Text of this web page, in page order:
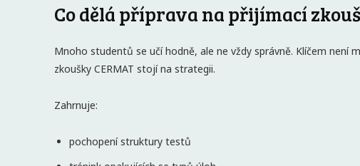
Co dělá příprava na přijímací
Mnoho studentů se učí hodně, ale ne vždy správně. Klíčem není
zkoušky CERMAT stojí na strategii.
Zahrnuje:
pochopení struktury testů